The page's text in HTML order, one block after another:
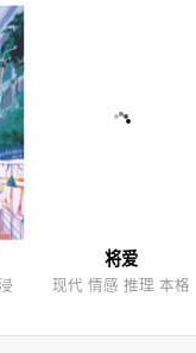
将爱
现代 情感 推理 本格